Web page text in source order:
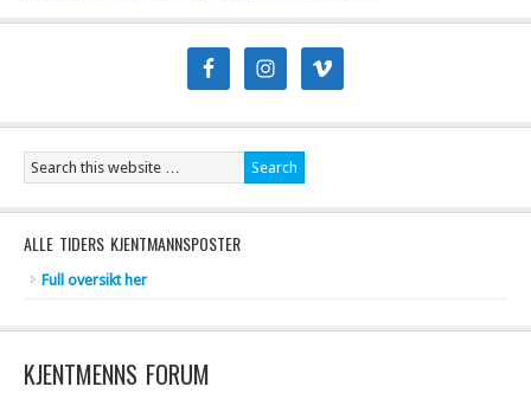
ALLE TIDERS KJENTMANNSPOSTER
Full oversikt her
KJENTMENNS FORUM